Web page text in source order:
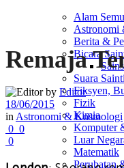
Alam
Astronomi
Berita &
Bicara
Suara
Fiksyen,
Fizik
Kimia
Komputer
Luar
Matematik
Perubatan
Remaja
by Editor
18/06/2015
in Astronomi & Kosmologi
0 0
0